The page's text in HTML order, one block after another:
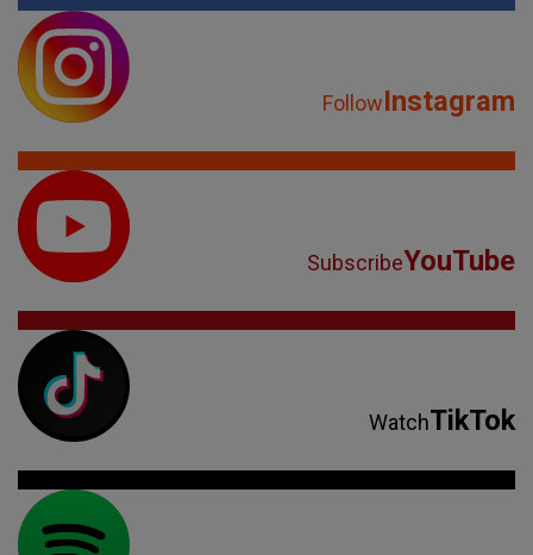
FollowInstagram
SubscribeYouTube
WatchTikTok